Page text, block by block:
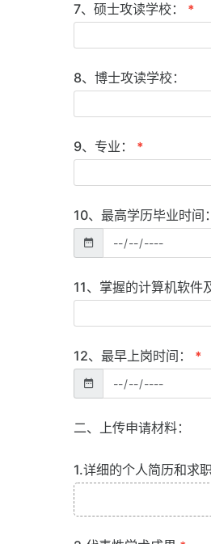
7、硕士攻读学校： *
8、博士攻读学校：
9、专业： *
10、最高学历毕业时间
11、掌握的计算机软件
12、最早上岗时间： *
二、上传申请材料：
1.详细的个人简历和求